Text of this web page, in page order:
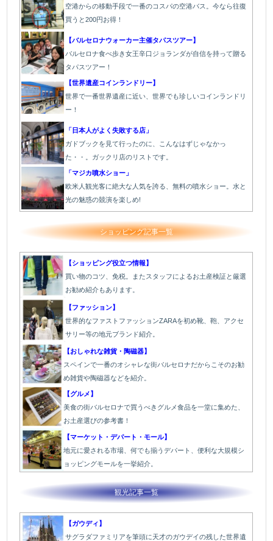
空港からの移動手段で一番のコスパの空港バス。今なら往復
買うと200円お得！
【バルセロナウォーカー主催タパスツアー】
バルセロナ食べ歩き女王辛口ジョランダが自信を持って贈る
タパスツアー！
【世界遺産コインランドリー】
世界で一番世界遺産に近い、世界でも珍しいコインランドリ
ー！
「日本人がよく失敗する店」
ガドブックを見て行ったのに、こんなはずじゃなかっ
た・・。ガックリ店のリストです。
「マジカ噴水ショー」
欧米人観光客に絶大な人気を誇る、無料の噴水ショー。水と
光の魅惑の競演を楽しめ!
ショッピング記事一覧
【ショッピング役立つ情報】
買い物のコツ、免税。またスタッフによるお土産検証と厳選
お勧め紹介もあります。
【ファッション】
世界的なファストファッションZARAを初め靴、鞄、アクセ
サリー等の地元ブランド紹介。
【おしゃれな雑貨・陶磁器】
スペインで一番のオシャレな街バルセロナだからこそのお勧
め雑貨や陶磁器などを紹介。
【グルメ】
美食の街バルセロナで買うべきグルメ食品を一堂に集めた、
お土産選びの参考書！
【マーケット・デパート・モール】
地元に愛される市場、何でも揃うデパート、便利な大規模シ
ョッピングモールを一挙紹介。
観光記事一覧
【ガウディ】
サグラダファミリアを筆頭に天才のガウデイの残した世界遺